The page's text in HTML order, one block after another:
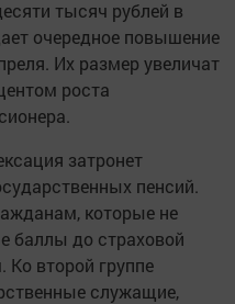
тысяч рублей в
очередное повышение
Их размер увеличат
роста
затронет
пенсий.
которые не
баллы до страховой
Ко второй группе
служащие,